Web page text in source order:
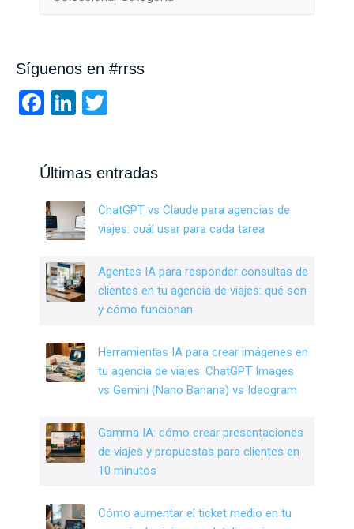
Síguenos en #rrss
F
b
o
o
k
Li
dI
n
er
Últimas entradas
ChatGPT vs Claude para agencias de
viajes: cuál usar para cada tarea
Agentes IA para responder consultas de
clientes en tu agencia de viajes: qué son
y cómo funcionan
Herramientas IA para crear imágenes en
tu agencia de viajes: ChatGPT Images
vs Gemini (Nano Banana) vs Ideogram
Gamma IA: cómo crear presentaciones
de viajes y propuestas para clientes en
10 minutos
Cómo aumentar el ticket medio en tu